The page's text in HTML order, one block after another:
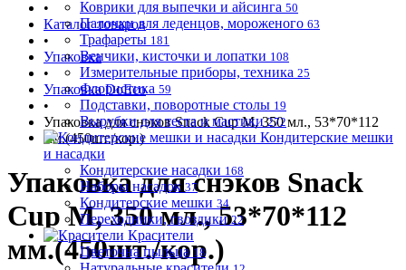
Коврики для выпечки и айсинга 50
Палочки для леденцов, мороженого 63
Трафареты 181
Венчики, кисточки и лопатки 108
Измерительные приборы, техника 25
Флористика 59
Подставки, поворотные столы 19
Вырубки для теста и мастики 272
Кондитерские мешки
и насадки
Кондитерские насадки 168
Наборы насадок 37
Кондитерские мешки 34
Переходники, гвоздики 22
Красители
Цветочна пыльца 18
•
Каталог товаров
•
Упаковка
•
Упаковка DoEco
•
Упаковка для снэков Snack Cup M, 350 мл., 53*70*112
мм.(450шт./кор.)
Упаковка для снэков Snack
Cup M, 350 мл., 53*70*112
мм.(450шт./кор.)